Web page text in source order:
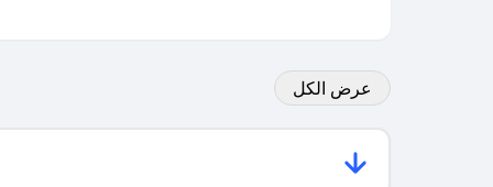
عرض الكل